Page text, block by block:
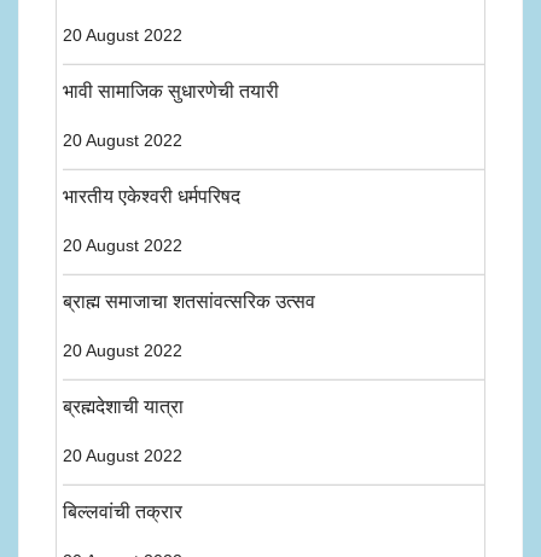
20 August 2022
भावी सामाजिक सुधारणेची तयारी
20 August 2022
भारतीय एकेश्वरी धर्मपरिषद
20 August 2022
ब्राह्म समाजाचा शतसांवत्सरिक उत्सव
20 August 2022
ब्रह्मदेशाची यात्रा
20 August 2022
बिल्लवांची तक्रार